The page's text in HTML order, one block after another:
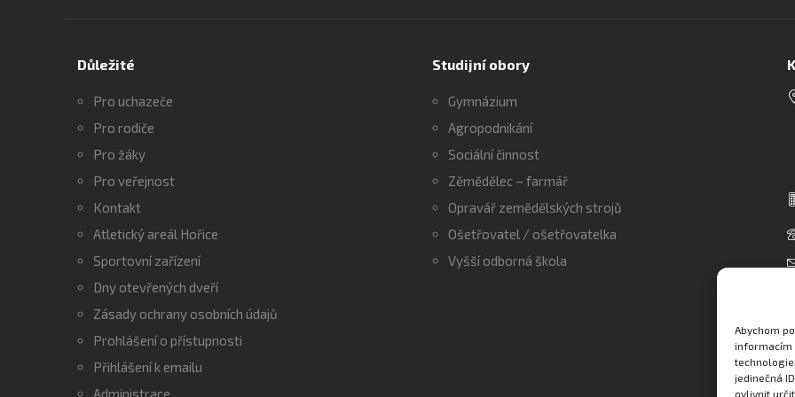
Abychom
informacím
jedinečná
ovlivnit
Důležité
Pro uchazeče
Pro rodiče
Pro žáky
Pro veřejnost
Kontakt
Atletický areál Hořice
Sportovní zařízení
Dny otevřených dveří
Zásady ochrany osobních údajů
Prohlášení o přístupnosti
Přihlášení k emailu
Administrace
Studijní obory
Gymnázium
Agropodnikání
Sociální činnost
Zěmědělec – farmář
Opravář zemědělských strojů
Ošetřovatel / ošetřovatelka
Vyšší odborná škola